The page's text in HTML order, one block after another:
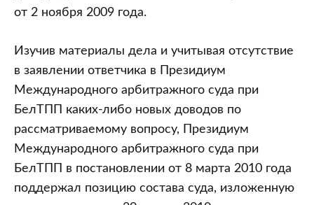
от 2 ноября 2009 года.
Изучив материалы дела и учитывая отсутствие
в заявлении ответчика в Президиум
Международного арбитражного суда при
БелТПП каких-либо новых доводов по
рассматриваемому вопросу, Президиум
Международного арбитражного суда при
БелТПП в постановлении от 8 марта 2010 года
поддержал позицию состава суда, изложенную